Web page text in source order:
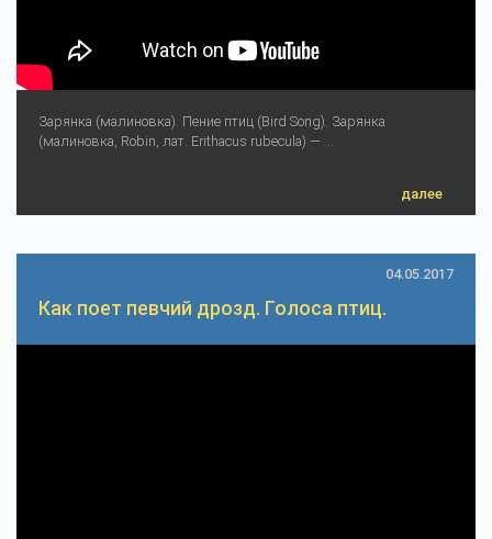
Зарянка (малиновка). Пение птиц (Bird Song). Зарянка
(малиновка, Robin, лат. Erithacus rubecula) — ...
далее
04.05.2017
Как поет певчий дрозд. Голоса птиц.